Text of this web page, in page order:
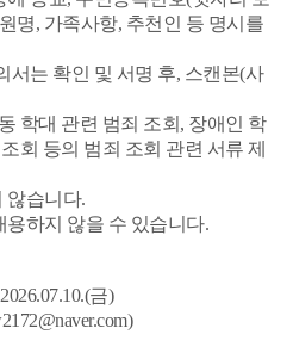
명, 가족사항, 추천인 등 명시를
는 확인 및 서명 후, 스캔본(사
학대 관련 범죄 조회, 장애인 학
회 등의 범죄 조회 관련 서류 제
않습니다.
하지 않을 수 있습니다.
금)